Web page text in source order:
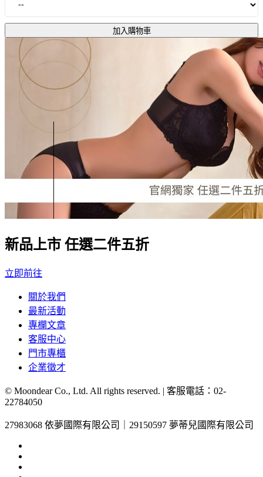
加入購物車
新品上市 任選二件五折
立即前往
關於我們
最新活動
專欄文章
客服中心
門市專櫃
企業徵才
© Moondear Co., Ltd. All rights reserved. | 客服電話： 02-
22784050
27983068 依夢國際有限公司｜29150597 夢蒂兒國際有限公司